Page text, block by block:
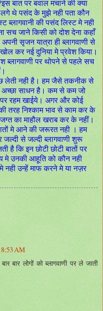
बात पर बवाल मचाने की क्या
लगे थे पसंद के मुझे नही पता कौन
ब्लागवानी की पसंद लिस्ट मे नही
सच जाने किसी को दोश देना कहाँ
सृजन यात्रा ही ब्लागवाणी से
कर नई दुनिया मे प्रवेश किया।
ब्लागवाणी पर थोपने से पहले सच
लेती नही है। हम जैसे तकनीक से
साधन है। कम से कम जो
रहम खाईये। अगर और कोई
तरह निश्काम भाव से काम कर के
का माहौल खराब कर के नहीं।
मे आने की जरूरत नही । हम
से जल्दी ब्लागवाणी शुरू
है कि इन छोटी छोटी बातों पर
मे उनकी आहूति को कौन नही
नही उन्हें माफ करने मे या नज़र
AM
बार लोगों को ब्लागवाणी पर ले जाती